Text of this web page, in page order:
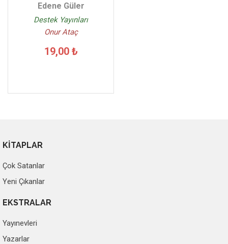
Edene Güler
Destek Yayınları
Onur Ataç
19,00 ₺
KİTAPLAR
Çok Satanlar
Yeni Çıkanlar
EKSTRALAR
Yayınevleri
Yazarlar